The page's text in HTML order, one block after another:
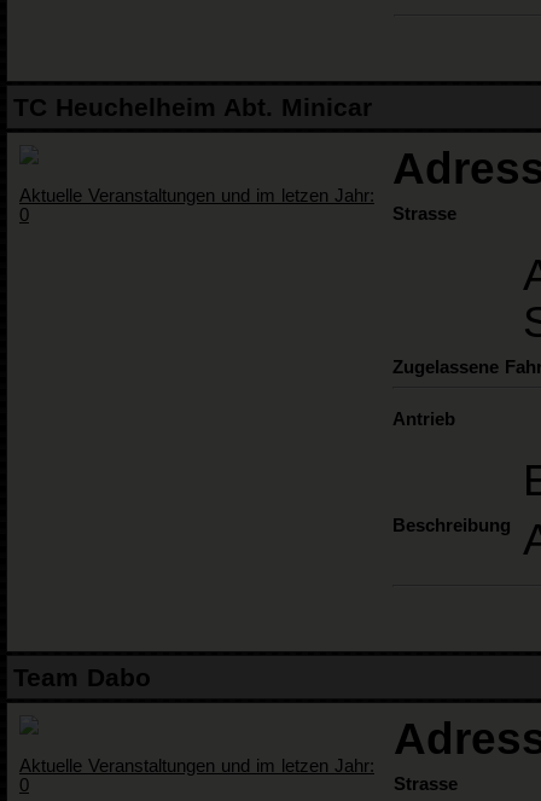
TC Heuchelheim Abt. Minicar
Aktuelle Veranstaltungen und im letzen Jahr:
0
Strasse
Zugelassene
Antrieb
Beschreibung
Team Dabo
Aktuelle Veranstaltungen und im letzen Jahr:
0
Strasse